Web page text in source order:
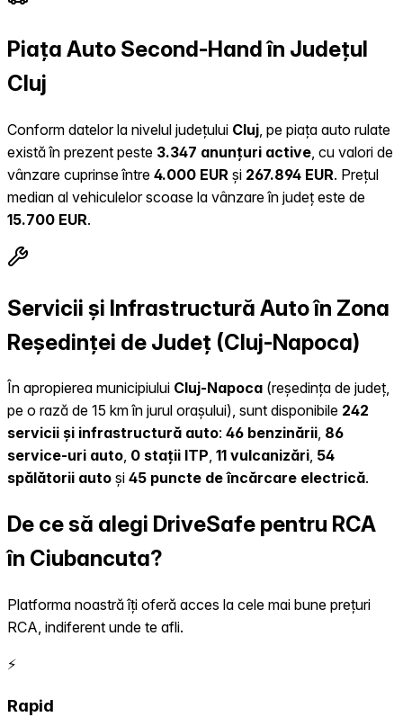
Piața Auto Second-Hand în Județul
Cluj
Conform datelor la nivelul județului Cluj , pe piața auto rulate
există în prezent peste 3.347 anunțuri active , cu valori de
vânzare cuprinse între 4.000 EUR și 267.894 EUR. Prețul
median al vehiculelor scoase la vânzare în județ este de
15.700 EUR.
Servicii și Infrastructură Auto în Zona
Reședinței de Județ (Cluj-Napoca)
În apropierea municipiului Cluj-Napoca (reședința de județ,
pe o rază de 15 km în jurul orașului), sunt disponibile 242
servicii și infrastructură auto: 46 benzinării, 86
service-uri auto, 0 stații ITP, 11 vulcanizări, 54
spălătorii auto și 45 puncte de încărcare electrică.
De ce să alegi DriveSafe pentru RCA
în Ciubancuta?
Platforma noastră îți oferă acces la cele mai bune prețuri
RCA, indiferent unde te afli.
⚡
Rapid